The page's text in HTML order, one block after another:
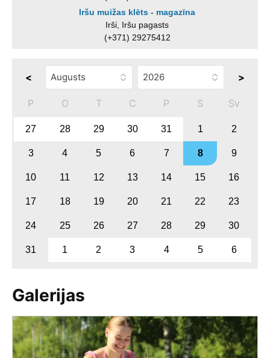
Iršu muižas klēts - magazīna
Irši, Iršu pagasts
(+371) 29275412
< >
P O T C P S Sv
27 28 29 30 31 1 2
3 4 5 6 7 8 9
10 11 12 13 14 15 16
17 18 19 20 21 22 23
24 25 26 27 28 29 30
31 1 2 3 4 5 6
Galerijas